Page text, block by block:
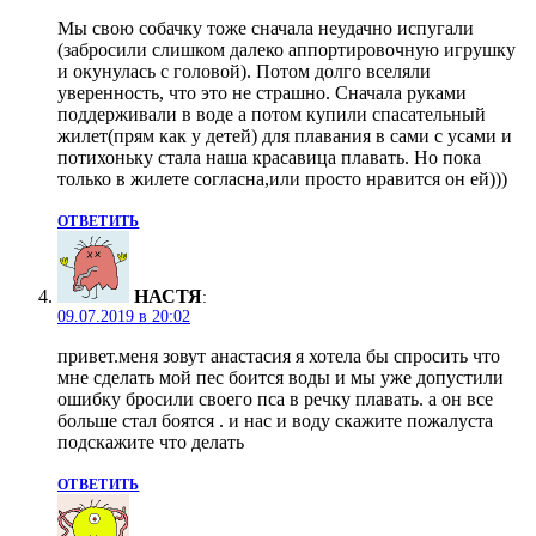
Мы свою собачку тоже сначала неудачно испугали
(забросили слишком далеко аппортировочную игрушку
и окунулась с головой). Потом долго вселяли
уверенность, что это не страшно. Сначала руками
поддерживали в воде а потом купили спасательный
жилет(прям как у детей) для плавания в сами с усами и
потихоньку стала наша красавица плавать. Но пока
только в жилете согласна,или просто нравится он ей)))
ОТВЕТИТЬ
НАСТЯ:
09.07.2019 в 20:02
привет.меня зовут анастасия я хотела бы спросить что
мне сделать мой пес боится воды и мы уже допустили
ошибку бросили своего пса в речку плавать. а он все
больше стал боятся . и нас и воду скажите пожалуста
подскажите что делать
ОТВЕТИТЬ